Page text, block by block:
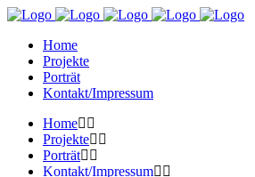
Home
Projekte
Porträt
Kontakt/Impressum
Home
Projekte
Porträt
Kontakt/Impressum